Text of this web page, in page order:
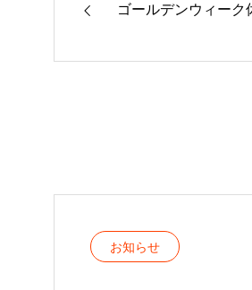
ゴールデンウィーク
お知らせ